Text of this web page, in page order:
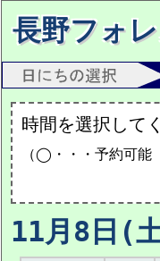
長野フォ
時間を選択して
（◯・・・予約可
11月8日(